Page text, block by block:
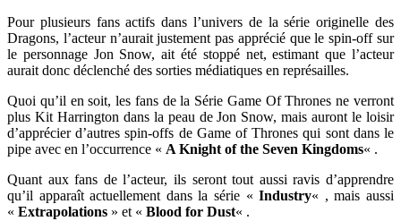
Pour plusieurs fans actifs dans l’univers de la série originelle des
Dragons, l’acteur n’aurait justement pas apprécié que le spin-off sur
le personnage Jon Snow, ait été stoppé net, estimant que l’acteur
aurait donc déclenché des sorties médiatiques en représailles.
Quoi qu’il en soit, les fans de la Série Game Of Thrones ne verront
plus Kit Harrington dans la peau de Jon Snow, mais auront le loisir
d’apprécier d’autres spin-offs de Game of Thrones qui sont dans le
pipe avec en l’occurrence « A Knight of the Seven Kingdoms« .
Quant aux fans de l’acteur, ils seront tout aussi ravis d’apprendre
qu’il apparaît actuellement dans la série «Industry« , mais aussi
« Extrapolations » et « Blood for Dust« .